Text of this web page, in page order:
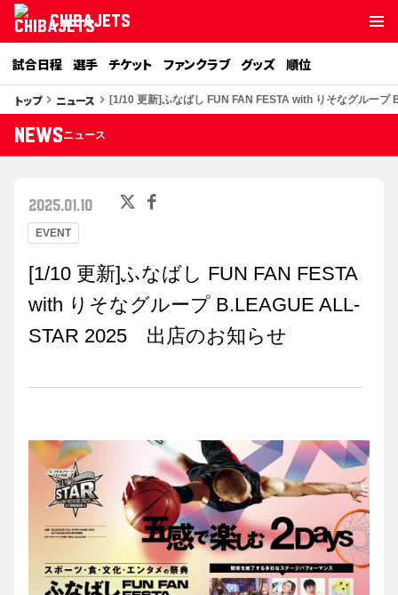
CHIBAJETS
試合日程 選手 チケット ファンクラブ グッズ 順位
トップkeyboard_arrow_right ニュース keyboard_arrow_right [1/10 更新]ふなばし FUN FAN FESTA with りそなグルー
NEWSニュース
EVENT
2025.01.10
[1/10 更新]ふなばし FUN FAN FESTA
with りそなグループ B.LEAGUE ALL-
STAR 2025 出店のお知らせ